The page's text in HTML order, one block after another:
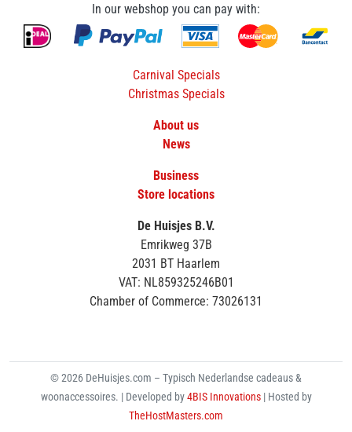
In our webshop you can pay with:
Carnival Specials
Christmas Specials
About us
News
Business
Store locations
De Huisjes B.V.
Emrikweg 37B
2031 BT Haarlem
VAT: NL859325246B01
Chamber of Commerce: 73026131
© 2026 DeHuisjes.com – Typisch Nederlandse cadeaus &
woonaccessoires. | Developed by4BIS Innovations | Hosted by
TheHostMasters.com